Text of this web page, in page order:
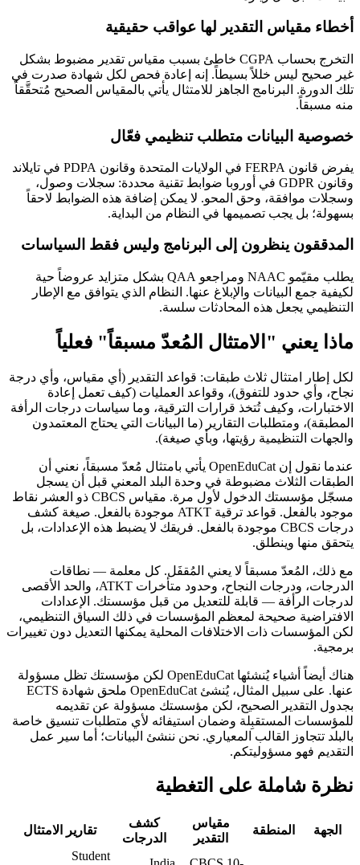
أخطاء مقياس التقدير لها عواقب حقيقية
التخرج بحساب CGPA خاطئ بسبب مقياس تقدير مضبوط بشكل
غير صحيح ليس خللاً بسيطاً. إنه إعادة فحص لكل شهادة صدرت في
تلك الدورة. البرنامج الجاهز للامتثال يأتي بالمقياس الصحيح مُتحقَّقاً
منه مسبقاً.
خصوصية البيانات متطلب تنظيمي فعّال
يفرض قانون FERPA في الولايات المتحدة وقانون PDPA في تايلاند
وقانون GDPR في أوروبا ضوابط تقنية محددة: سجلات وصول،
وسجلات موافقة، وحق المحو. لا يمكن إضافة هذه الضوابط لاحقاً
بسهولة؛ بل يجب تصميمها في النظام من البداية.
المدققون ينظرون إلى البرنامج وليس فقط السياسات
يطلب مقيّمو NAAC ومراجعو QAA بشكل متزايد عروضاً حية
لكيفية جمع البيانات والإبلاغ عنها. النظام الذي يتوافق مع الإطار
التنظيمي يجعل هذه المحادثات سلسة.
ماذا يعني "الامتثال المُعدّ مسبقاً" فعلياً
لكل إطار امتثال ثلاث طبقات: قواعد التقدير (أي مقياس، وأي درجة
نجاح، وأي حدود للتفوق)، وقواعد العمليات (كيف تعمل إعادة
الاختبارات، وكيف تُتخذ قرارات الترقية، وما سياسات درجات الرأفة
المطبقة)، ومتطلبات التقارير (ما البيانات التي يحتاج المعتمدون
والجهات التنظيمية رؤيتها، وبأي صيغة).
عندما نقول إن OpenEduCat يأتي بامتثال مُعدّ مسبقاً، نعني أن
الطبقات الثلاث مضبوطة في وحدة البلد المعني قبل أن يسجل
مسجّل مؤسستك الدخول لأول مرة. مقياس CBCS ذو العشر نقاط
موجود بالفعل. قواعد ترقية ATKT موجودة بالفعل. صيغة كشف
درجات CBCS موجودة بالفعل. فريقك لا يضبط هذه الإعدادات، بل
يتحقق منها وينطلق.
مع ذلك، المُعدّ مسبقاً لا يعني المُقفَل. كل معلمة — نطاقات
الدرجات، ودرجات النجاح، وحدود متأخرات ATKT، والحد الأقصى
لدرجات الرأفة — قابلة للتعديل من قبل مؤسستك. الإعدادات
الافتراضية صحيحة لمعظم المؤسسات في ذلك السياق التنظيمي،
لكن المؤسسات ذات الاختلافات المحلية يمكنها التعديل دون تغييرات
برمجية.
هناك أيضاً أشياء يُنشئها OpenEduCat لكن مؤسستك تظل مسؤولة
عنها. على سبيل المثال، يُنشئ OpenEduCat ملحق شهادة ECTS
بجدول التقدير الصحيح، لكن مؤسستك مسؤولة عن تقديمه
للمؤسسات المستقبِلة وضمان استيفائه لأي متطلبات تنسيق خاصة
بالبلد تتجاوز القالب المعياري. نحن ننشئ البيانات؛ أما سير عمل
التقديم فهو مسؤوليتكم.
نظرة شاملة على التغطية
الجهة المنطقة
مقياس
التقدير
كشف
الدرجات
تقارير الامتثال
Student